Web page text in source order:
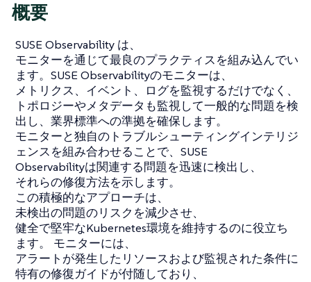
概要
SUSE Observability は、
モニターを通じて最良のプラクティスを組み込んでい
ます。SUSE Observabilityのモニターは、
メトリクス、イベント、ログを監視するだけでなく、
トポロジーやメタデータも監視して一般的な問題を検
出し、業界標準への準拠を確保します。
モニターと独自のトラブルシューティングインテリジ
ェンスを組み合わせることで、SUSE
Observabilityは関連する問題を迅速に検出し、
それらの修復方法を示します。
この積極的なアプローチは、
未検出の問題のリスクを減少させ、
健全で堅牢なKubernetes環境を維持するのに役立ち
ます。 モニターには、
アラートが発生したリソースおよび監視された条件に
特有の修復ガイドが付随しており、